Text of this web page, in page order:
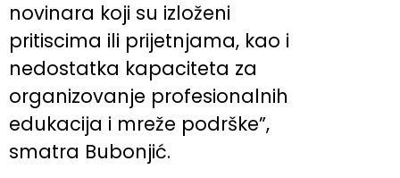
novinara koji su izloženi
pritiscima ili prijetnjama, kao i
nedostatka kapaciteta za
organizovanje profesionalnih
edukacija i mreže podrške”,
smatra Bubonjić.